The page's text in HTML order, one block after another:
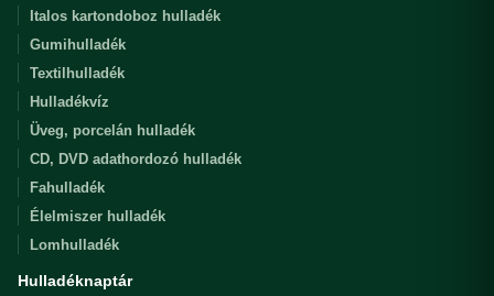
Italos kartondoboz hulladék
Gumihulladék
Textilhulladék
Hulladékvíz
Üveg, porcelán hulladék
CD, DVD adathordozó hulladék
Fahulladék
Élelmiszer hulladék
Lomhulladék
Hulladéknaptár